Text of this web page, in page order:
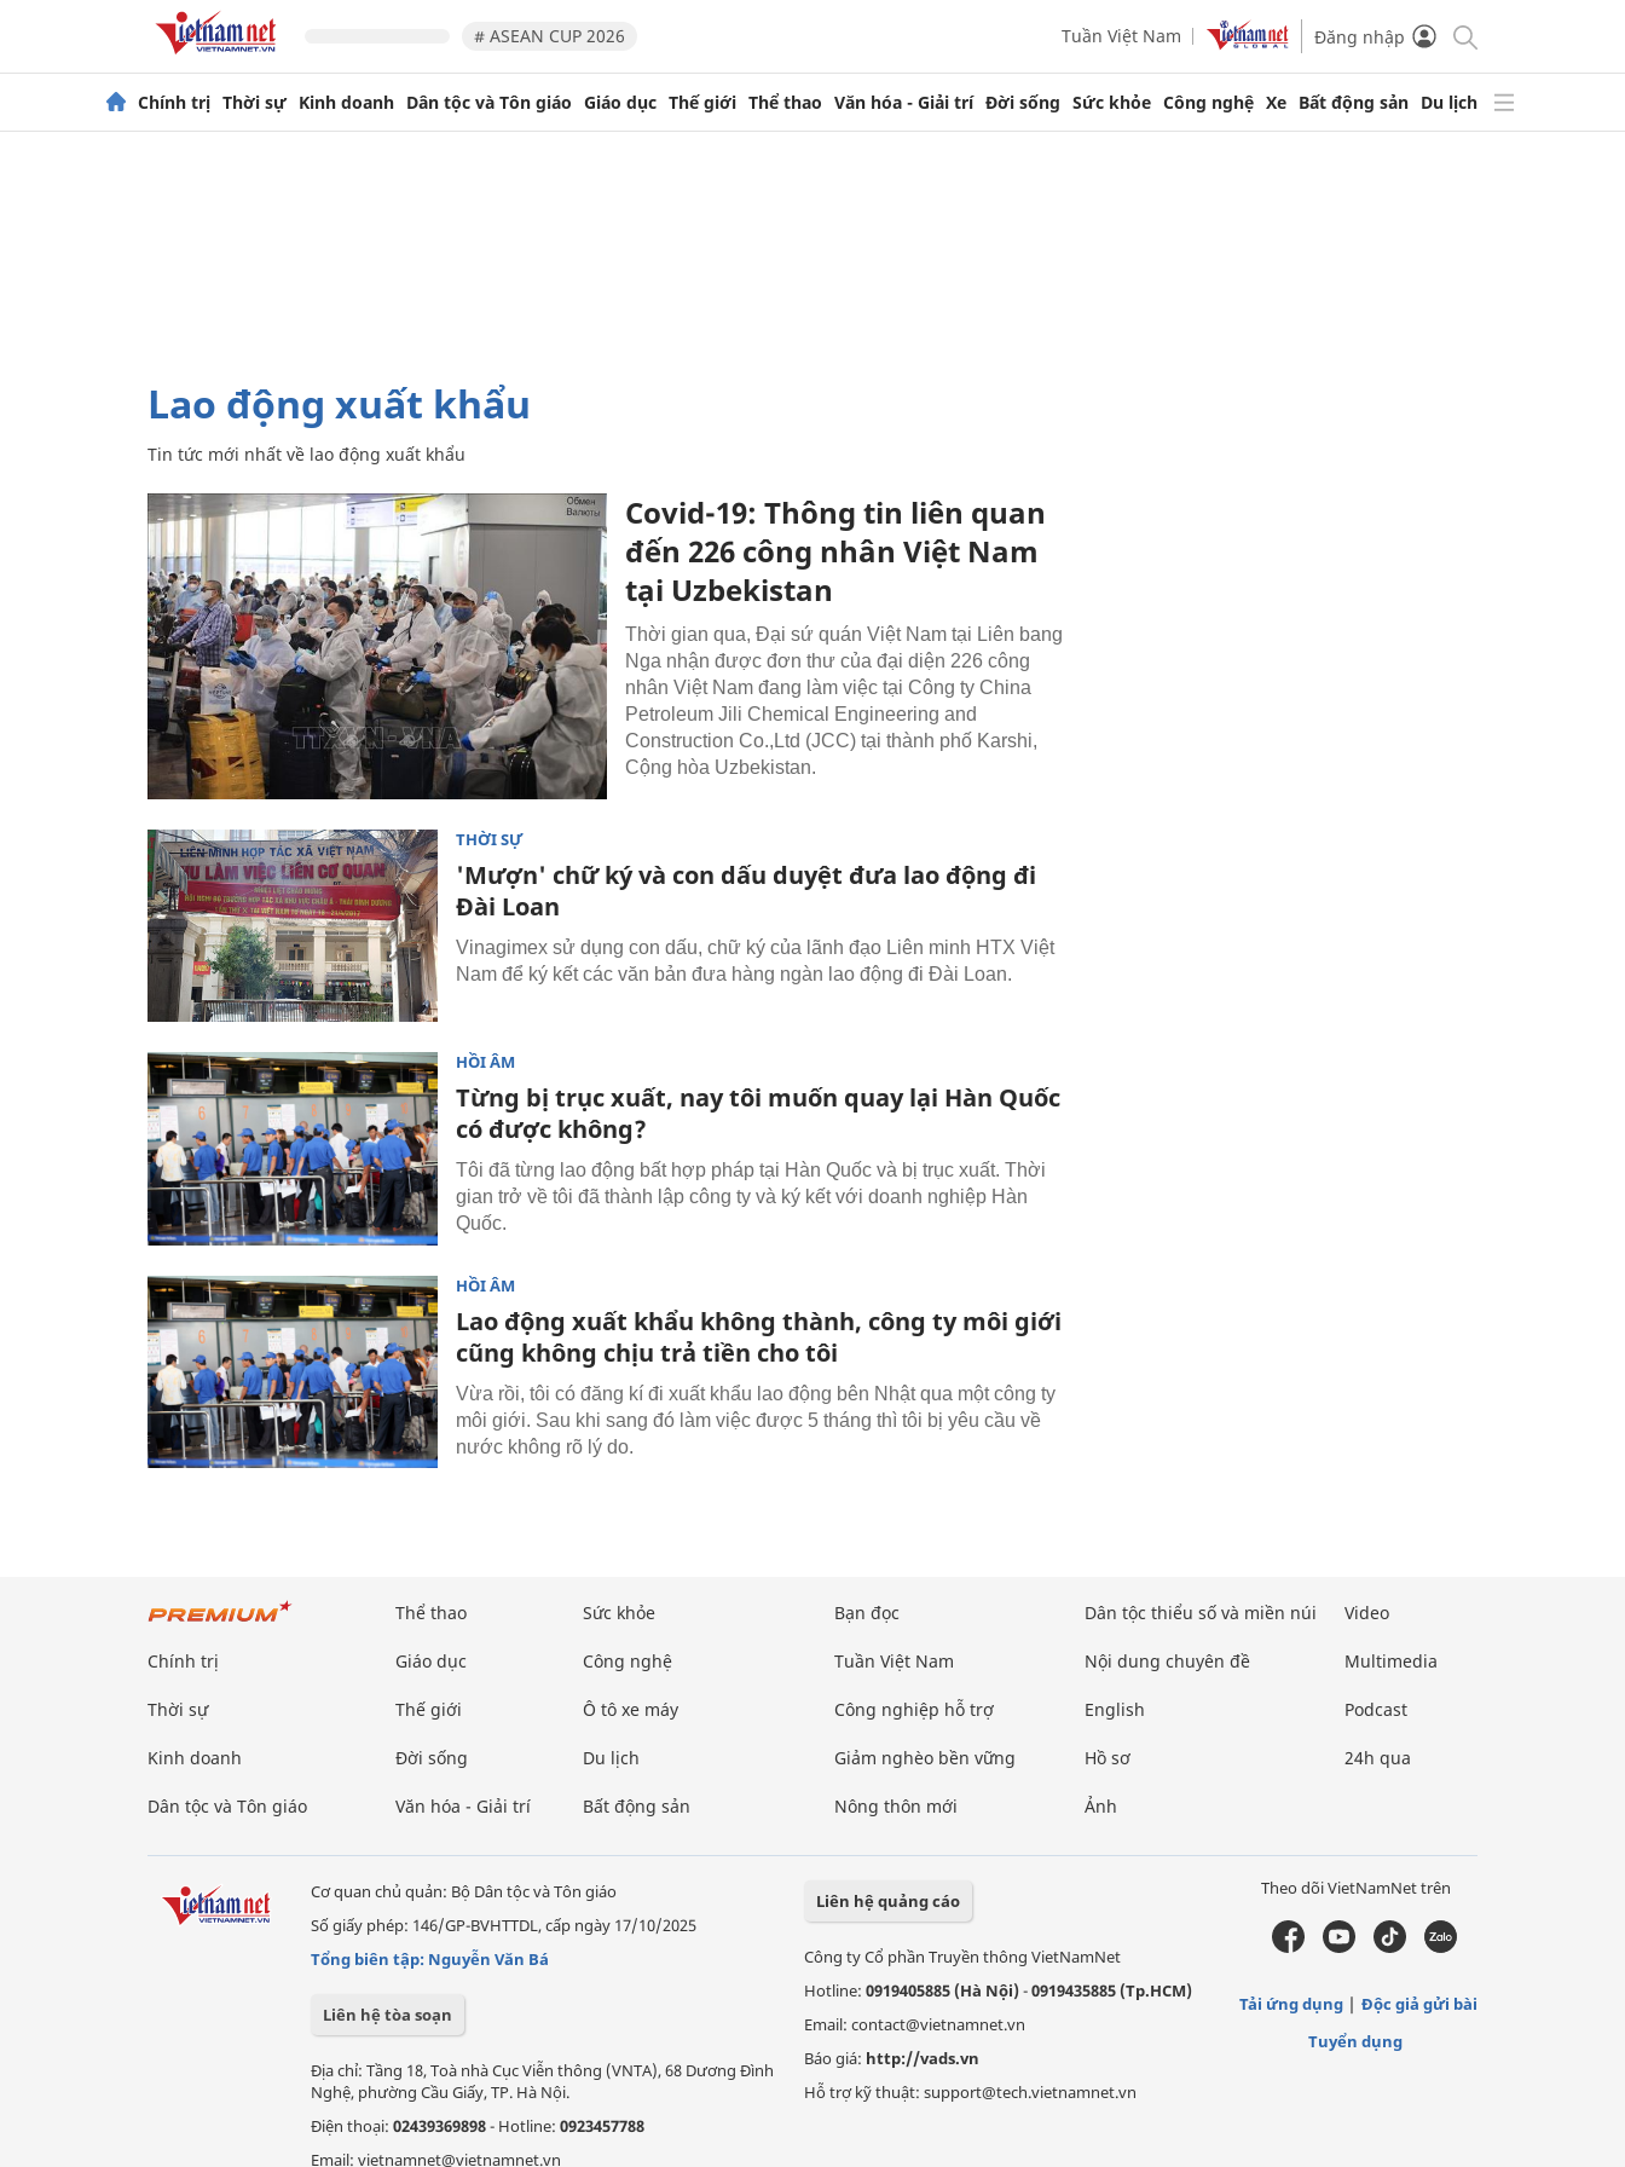
# ASEAN CUP 2026 Tuần Việt Nam Đăng nhập
Chính trị Thời sự Kinh doanh Dân tộc và Tôn giáo Giáo dục Thế giới Thể thao Văn hóa - Giải trí Đời sống Sức khỏe Công nghệ Xe Bất động sản Du lịch
lao động xuất khẩu
Tin tức mới nhất về lao động xuất khẩu
Covid-19: Thông tin liên quan
đến 226 công nhân Việt Nam
tại Uzbekistan
Thời gian qua, Đại sứ quán Việt Nam tại Liên bang
Nga nhận được đơn thư của đại diện 226 công
nhân Việt Nam đang làm việc tại Công ty China
Petroleum Jili Chemical Engineering and
Construction Co.,Ltd (JCC) tại thành phố Karshi,
Cộng hòa Uzbekistan.
THỜI SỰ
'Mượn' chữ ký và con dấu duyệt đưa lao động đi
Đài Loan
Vinagimex sử dụng con dấu, chữ ký của lãnh đạo Liên minh HTX Việt
Nam để ký kết các văn bản đưa hàng ngàn lao động đi Đài Loan.
HỒI ÂM
Từng bị trục xuất, nay tôi muốn quay lại Hàn Quốc
có được không?
Tôi đã từng lao động bất hợp pháp tại Hàn Quốc và bị trục xuất. Thời
gian trở về tôi đã thành lập công ty và ký kết với doanh nghiệp Hàn
Quốc.
HỒI ÂM
Lao động xuất khẩu không thành, công ty môi giới
cũng không chịu trả tiền cho tôi
Vừa rồi, tôi có đăng kí đi xuất khẩu lao động bên Nhật qua một công ty
môi giới. Sau khi sang đó làm việc được 5 tháng thì tôi bị yêu cầu về
nước không rõ lý do.
Chính trị
Thời sự
Kinh doanh
Dân tộc và Tôn giáo
Thể thao
Giáo dục
Thế giới
Đời sống
Văn hóa - Giải trí
Sức khỏe
Công nghệ
Ô tô xe máy
Du lịch
Bất động sản
Bạn đọc
Tuần Việt Nam
Công nghiệp hỗ trợ
Giảm nghèo bền vững
Nông thôn mới
Dân tộc thiểu số và miền núi
Nội dung chuyên đề
English
Hồ sơ
Ảnh
Video
Multimedia
Podcast
24h qua
Cơ quan chủ quản: Bộ Dân tộc và Tôn giáo
Số giấy phép: 146/GP-BVHTTDL, cấp ngày 17/10/2025
Tổng biên tập: Nguyễn Văn Bá
Liên hệ tòa soạn
Địa chỉ: Tầng 18, Toà nhà Cục Viễn thông (VNTA), 68 Dương Đình
Nghệ, phường Cầu Giấy, TP. Hà Nội.
Điện thoại: 02439369898- Hotline: 0923457788
Email: vietnamnet@vietnamnet.vn
Liên hệ quảng cáo
Công ty Cổ phần Truyền thông VietNamNet
Hotline: 0919405885 (Hà Nội)-0919435885 (Tp.HCM)
Email: contact@vietnamnet.vn
Báo giá: http://vads.vn
Hỗ trợ kỹ thuật: support@tech.vietnamnet.vn
Theo dõi VietNamNet trên
Tải ứng dụng
Độc giả gửi bài
Tuyển dụng